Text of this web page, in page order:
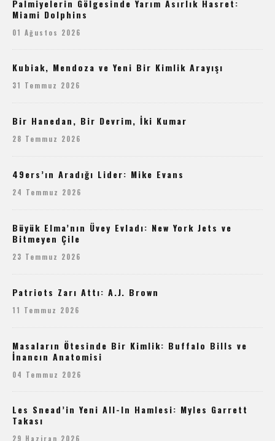
Palmiyelerin Gölgesinde Yarım Asırlık Hasret:
Miami Dolphins
01 Ağustos 2026
Kubiak, Mendoza ve Yeni Bir Kimlik Arayışı
31 Temmuz 2026
Bir Hanedan, Bir Devrim, İki Kumar
28 Temmuz 2026
49ers’ın Aradığı Lider: Mike Evans
24 Temmuz 2026
Büyük Elma’nın Üvey Evladı: New York Jets ve
Bitmeyen Çile
23 Temmuz 2026
Patriots Zarı Attı: A.J. Brown
11 Temmuz 2026
Masaların Ötesinde Bir Kimlik: Buffalo Bills ve
İnancın Anatomisi
04 Temmuz 2026
Les Snead’in Yeni All-In Hamlesi: Myles Garrett
Takası
29 Haziran 2026